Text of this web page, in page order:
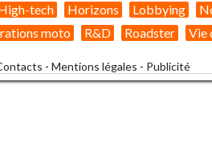
tech Horizons Lobbying
moto R&D Roadster Vie
- Mentions légales - Publicité